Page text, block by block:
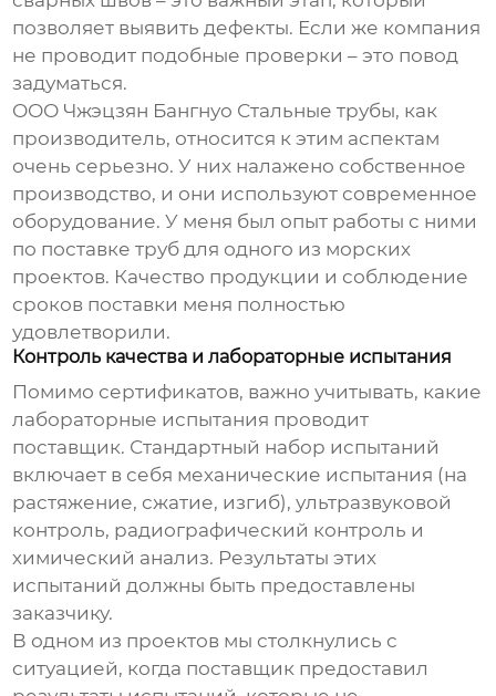
позволяет выявить дефекты. Если же компания
не проводит подобные проверки – это повод
задуматься.
ООО Чжэцзян Бангнуо Стальные трубы, как
производитель, относится к этим аспектам
очень серьезно. У них налажено собственное
производство, и они используют современное
оборудование. У меня был опыт работы с ними
по поставке труб для одного из морских
проектов. Качество продукции и соблюдение
сроков поставки меня полностью
удовлетворили.
Контроль качества и лабораторные испытания
Помимо сертификатов, важно учитывать, какие
лабораторные испытания проводит
поставщик. Стандартный набор испытаний
включает в себя механические испытания (на
растяжение, сжатие, изгиб), ультразвуковой
контроль, радиографический контроль и
химический анализ. Результаты этих
испытаний должны быть предоставлены
заказчику.
В одном из проектов мы столкнулись с
ситуацией, когда поставщик предоставил